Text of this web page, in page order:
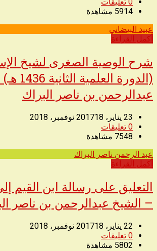
0 تعليقات
5914 مشاهدة
عبيد البيضاني
أكمل القراءة
شرح الوصية الصغرى لشيخ
(الدورة
عبدالرحمن بن ناصر البراك
23 يناير، 2017
18 نوفمبر، 2018
0 تعليقات
7548 مشاهدة
عبد الرحمن ناصر البراك
أكمل القراءة
التعليق على رسالة ابن القيم
– الشيخ عبدالرحمن بن ناصر
22 يناير، 2017
18 نوفمبر، 2018
0 تعليقات
5802 مشاهدة